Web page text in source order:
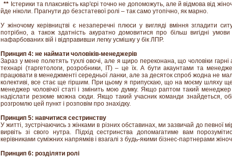
** Істерики та плаксивість кар'єрі точно не допоможуть, але й відмова від
йде ніколи. Прагнути до безстатевої ролі – так само утопічно, як марно.
У жіночому керівництві є незаперечні плюси у вигляді вміння згладити
потрібно, а також здатність акуратно домовитися про більш вигідні
нафарбованих вій і відправивши легку усмішку у бік ЛПР.
Принцип 4: не наймати чоловіків-менеджерів
Зараз у мене полетять тухлі овочі, але я щиро переконана, що чоловіки
технарі (таргетологи, розробники, IT) – це їх. А бути акаунтами та
працювати в менеджменті середньої ланки, але за десяток спроб жодна не
колективі, все стає ще гіршим. При цьому я припускаю, що на моєму шляху
менеджер чоловічої статі і змінить мою думку. Якщо раптом такий
надіслати резюме можна сюди. Якщо такий учасник команди знайдеться,
розгромлю цей пункт і розповім про знахідку.
Принцип 5: навчитися сестринству
У житті, зустрічаючись з жінками в різних обставинах, ми зазвичай до певної
вирвіть зі свого нутра. Підхід сестринства допомагатиме вам
керівниками суміжних напрямків і взагалі з будь-якими бізнес-партнерами
Принцип 6: розділяти ролі